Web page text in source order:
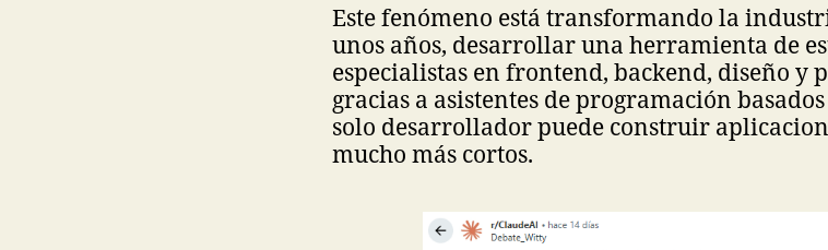
Este fenómeno está transformando la
unos años, desarrollar una herramienta de
especialistas en frontend, backend, diseño y
gracias a asistentes de programación
solo desarrollador puede construir
mucho más cortos.